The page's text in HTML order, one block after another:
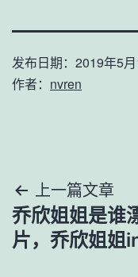
发布日期： 2019年5
作者： nvren
文
章
上一篇文章
乔欣姐姐是谁
片，乔欣姐姐